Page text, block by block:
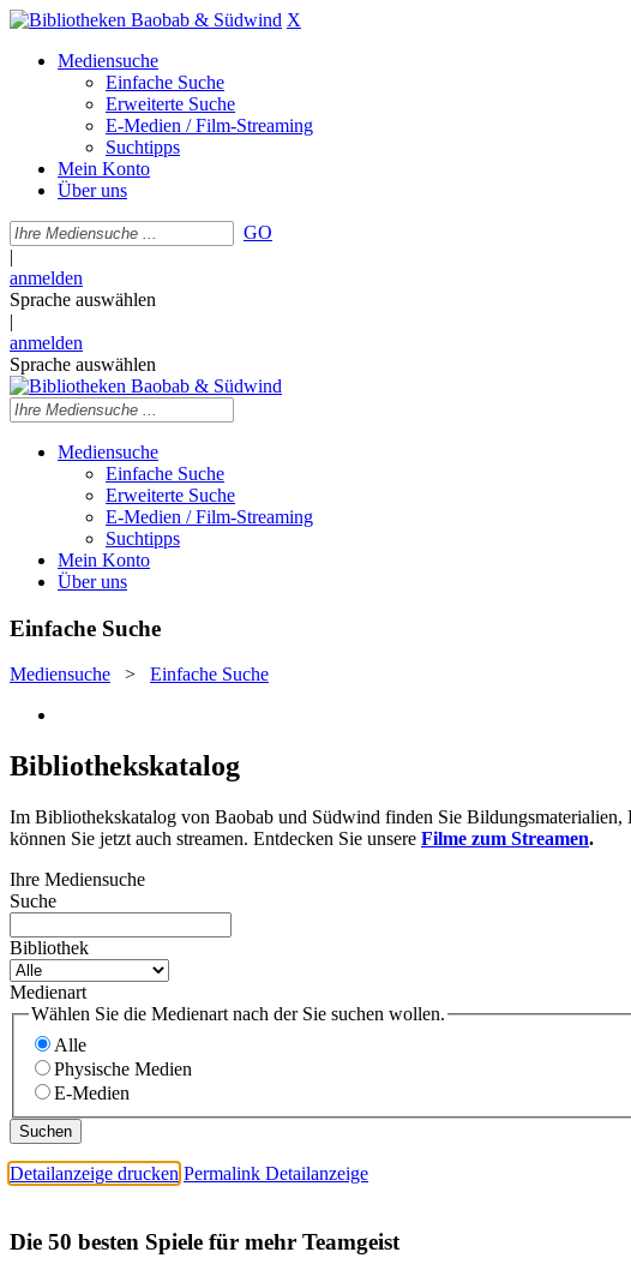
X
Mediensuche
Einfache Suche
Erweiterte Suche
E-Medien / Film-Streaming
Suchtipps
Mein Konto
Über uns
GO
|
anmelden
Sprache auswählen
|
anmelden
Sprache auswählen
Mediensuche
Einfache Suche
Erweiterte Suche
E-Medien / Film-Streaming
Suchtipps
Mein Konto
Über uns
Einfache Suche
Mediensuche > Einfache Suche
Bibliothekskatalog
Im Bibliothekskatalog von Baobab und Südwind finden Sie
können Sie jetzt auch streamen. Entdecken Sie unsere Filme zum Streamen.
Ihre Mediensuche
Suche
Bibliothek
Medienart
Wählen Sie die Medienart nach der Sie suchen wollen.
Alle
Physische Medien
E-Medien
Detailanzeige drucken Permalink Detailanzeige
Die 50 besten Spiele für mehr Teamgeist